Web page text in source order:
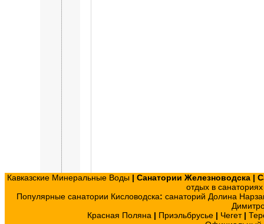
Кавказские Минеральные Воды | Санатории Железноводска |
отдых в
Популярные санатории Кисловодска: санаторий Долина
Красная Поляна | Приэльбрусье| Чегет|